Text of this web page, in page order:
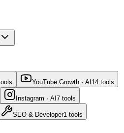
YouTube Growth · AI 14 tools
Instagram · AI 7 tools
SEO & Developer1 tools